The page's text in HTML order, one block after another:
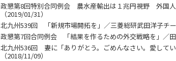
政懇第8回特別合同例会 農水産輸出は１兆円視野 外国
（2019/01/31）
北九州539回 「新規市場開拓を」／三菱総研武田洋子チー
政懇第7回合同例会 「結果を作るための外交戦略を」／田
北九州536回 妻に「ありがとう。ごめんなさい。愛して
（2018/11/09）